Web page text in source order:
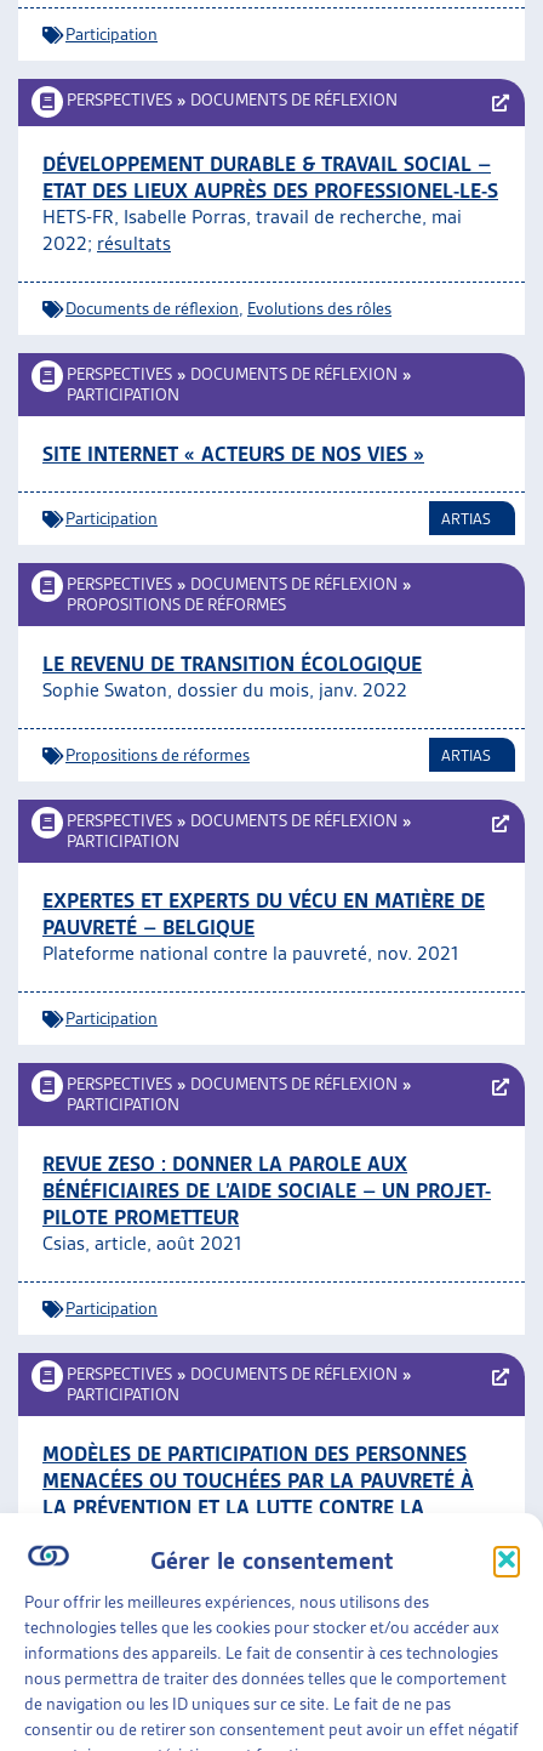
Gérer le consentement
Pour offrir les meilleures expériences, nous utilisons des
technologies telles que les cookies pour stocker et/ou accéder aux
informations des appareils. Le fait de consentir à ces technologies
nous permettra de traiter des données telles que le comportement
de navigation ou les ID uniques sur ce site. Le fait de ne pas
consentir ou de retirer son consentement peut avoir un effet négatif
Participation
PERSPECTIVES » DOCUMENTS DE RÉFLEXION
DÉVELOPPEMENT DURABLE & TRAVAIL SOCIAL –
ETAT DES LIEUX AUPRÈS DES PROFESSIONEL-LE-S
HETS-FR, Isabelle Porras, travail de recherche, mai
2022; résultats
Documents de réflexion Evolutions des rôles
PERSPECTIVES » DOCUMENTS DE RÉFLEXION »
PARTICIPATION
SITE INTERNET « ACTEURS DE NOS VIES »
Participation ARTIAS
PERSPECTIVES » DOCUMENTS DE RÉFLEXION »
PROPOSITIONS DE RÉFORMES
LE REVENU DE TRANSITION ÉCOLOGIQUE
Sophie Swaton, dossier du mois, janv. 2022
Propositions de réformes ARTIAS
PERSPECTIVES » DOCUMENTS DE RÉFLEXION »
PARTICIPATION
EXPERTES ET EXPERTS DU VÉCU EN MATIÈRE DE
PAUVRETÉ – BELGIQUE
Plateforme national contre la pauvreté, nov. 2021
Participation
PERSPECTIVES » DOCUMENTS DE RÉFLEXION »
PARTICIPATION
REVUE ZESO : DONNER LA PAROLE AUX
BÉNÉFICIAIRES DE L’AIDE SOCIALE – UN PROJET-
PILOTE PROMETTEUR
Csias, article, août 2021
Participation
PERSPECTIVES » DOCUMENTS DE RÉFLEXION »
PARTICIPATION
MODÈLES DE PARTICIPATION DES PERSONNES
MENACÉES OU TOUCHÉES PAR LA PAUVRETÉ À
LA PRÉVENTION ET LA LUTTE CONTRE LA
OFAS, rapport de recherche en allemand (résumé en
Participation
PERSPECTIVES DOCUMENTS DE RÉFLEXION
PARTICIPATION